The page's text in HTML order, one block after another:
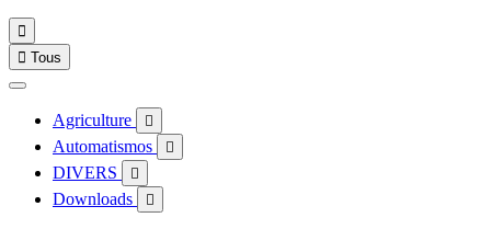

 Tous
Agriculture 
Automatismos 
DIVERS 
Downloads 